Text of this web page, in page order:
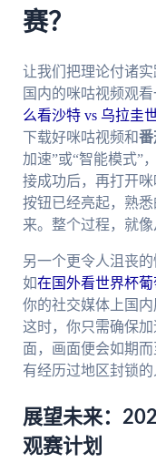
赛？
让我们把理论付诸
国内的咪咕视频观
么看沙特 vs 乌拉圭
下载好咪咕视频和番
加速”或“智能模式”
接成功后，再打开
按钮已经亮起，熟
来。整个过程，就像
另一个更令人沮丧
如在国外看世界杯
你的社交媒体上国内
这时，你只需确保
面，画面便会如期
有经历过地区封锁的
展望未来：
观赛计划